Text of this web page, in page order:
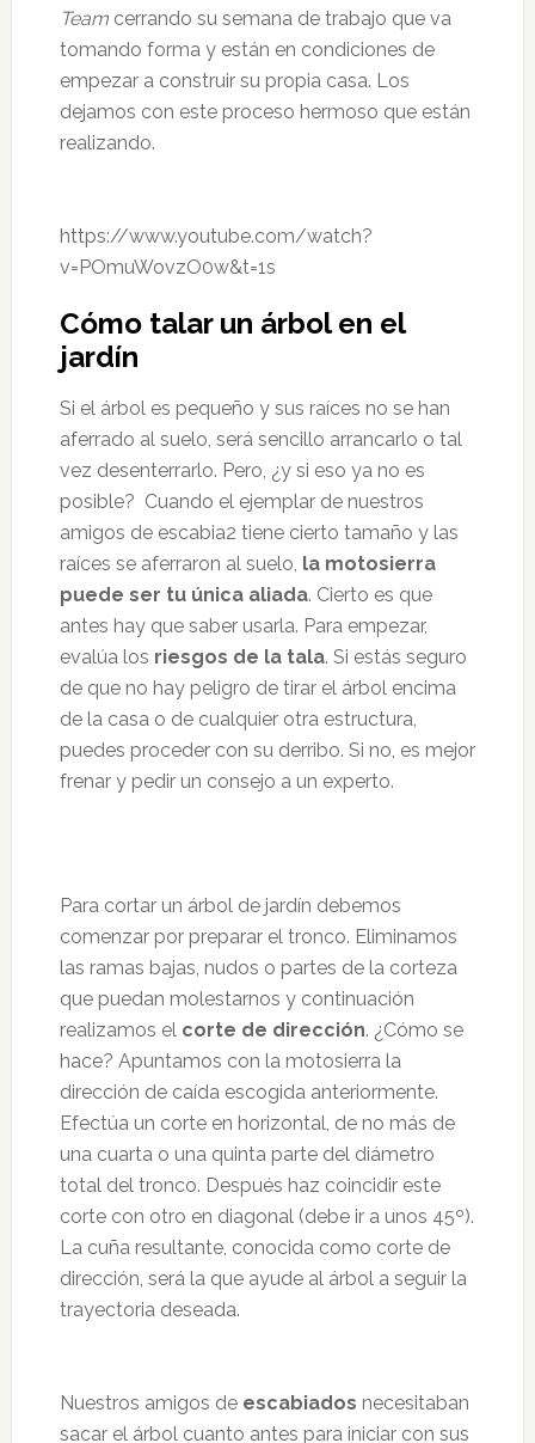
Team cerrando su semana de trabajo que va
tomando forma y están en condiciones de
empezar a construir su propia casa. Los
dejamos con este proceso hermoso que están
realizando.
https://www.youtube.com/watch?
v=POmuWovzO0w&t=1s
Cómo talar un árbol en el
jardín
Si el árbol es pequeño y sus raíces no se han
aferrado al suelo, será sencillo arrancarlo o tal
vez desenterrarlo. Pero, ¿y si eso ya no es
posible? Cuando el ejemplar de nuestros
amigos de escabia2 tiene cierto tamaño y las
raíces se aferraron al suelo, la motosierra
puede ser tu única aliada. Cierto es que
antes hay que saber usarla. Para empezar,
evalúa los riesgos de la tala. Si estás seguro
de que no hay peligro de tirar el árbol encima
de la casa o de cualquier otra estructura,
puedes proceder con su derribo. Si no, es mejor
frenar y pedir un consejo a un experto.
Para cortar un árbol de jardín debemos
comenzar por preparar el tronco. Eliminamos
las ramas bajas, nudos o partes de la corteza
que puedan molestarnos y continuación
realizamos el corte de dirección. ¿Cómo se
hace? Apuntamos con la motosierra la
dirección de caída escogida anteriormente.
Efectúa un corte en horizontal, de no más de
una cuarta o una quinta parte del diámetro
total del tronco. Después haz coincidir este
corte con otro en diagonal (debe ir a unos 45º).
La cuña resultante, conocida como corte de
dirección, será la que ayude al árbol a seguir la
trayectoria deseada.
Nuestros amigos de escabiados necesitaban
sacar el árbol cuanto antes para iniciar con sus